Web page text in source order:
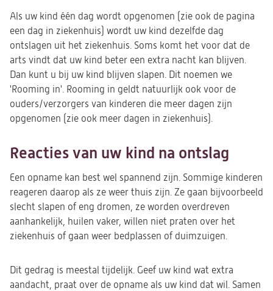
Als uw kind één dag wordt opgenomen (zie ook de pagina
een dag in ziekenhuis) wordt uw kind dezelfde dag
ontslagen uit het ziekenhuis. Soms komt het voor dat de
arts vindt dat uw kind beter een extra nacht kan blijven.
Dan kunt u bij uw kind blijven slapen. Dit noemen we
'Rooming in'. Rooming in geldt natuurlijk ook voor de
ouders/verzorgers van kinderen die meer dagen zijn
opgenomen (zie ook meer dagen in ziekenhuis).
Reacties van uw kind na ontslag
Een opname kan best wel spannend zijn. Sommige kinderen
reageren daarop als ze weer thuis zijn. Ze gaan bijvoorbeeld
slecht slapen of eng dromen, ze worden overdreven
aanhankelijk, huilen vaker, willen niet praten over het
ziekenhuis of gaan weer bedplassen of duimzuigen.
Dit gedrag is meestal tijdelijk. Geef uw kind wat extra
aandacht, praat over de opname als uw kind dat wil. Samen